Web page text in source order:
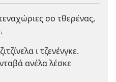
σο τθερένας,
ι τζενένγκε.
ανέλα λέσκε